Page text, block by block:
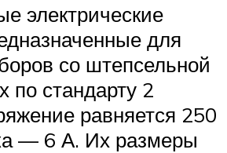
электрические
для
со штепсельной
по стандарту 2
равняется 250
— 6 А. Их размеры